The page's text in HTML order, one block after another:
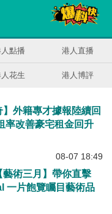
點播 港人直播
花生 港人博評
】外籍專才據報陸續回
率改善豪宅租金回升
08-07 18:49
藝術三月】帶你直擊
一片飽覽矚目藝術品